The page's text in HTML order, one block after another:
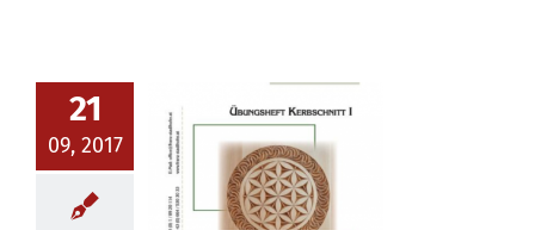
21
09, 2017
Unser neues
Vorlagenheft
ist da!